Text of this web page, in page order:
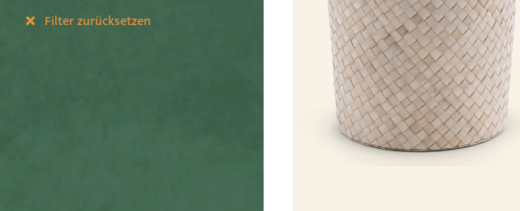
Filter zurücksetzen